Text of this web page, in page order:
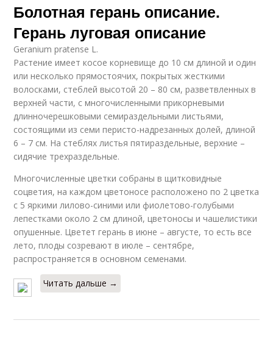
Болотная герань описание.
Герань луговая описание
Geranium pratense L.
Растение имеет косое корневище до 10 см длиной и один
или несколько прямостоячих, покрытых жесткими
волосками, стеблей высотой 20 – 80 см, разветвленных в
верхней части, с многочисленными прикорневыми
длинночерешковыми семираздельными листьями,
состоящими из семи перисто-надрезанных долей, длиной
6 – 7 см. На стеблях листья пятираздельные, верхние –
сидячие трехраздельные.
Многочисленные цветки собраны в щитковидные
соцветия, на каждом цветоносе расположено по 2 цветка
с 5 яркими лилово-синими или фиолетово-голубыми
лепестками около 2 см длиной, цветоносы и чашелистики
опушенные. Цветет герань в июне – августе, то есть все
лето, плоды созревают в июле – сентябре,
распространяется в основном семенами.
Читать дальше →